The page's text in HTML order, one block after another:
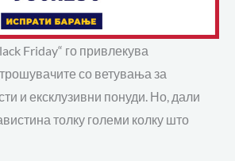
Friday“ го привлекува
со ветувања за
и ексклузивни понуди. Но, дали
толку големи колку што